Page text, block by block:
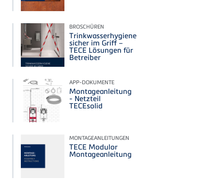
BROSCHÜREN
Trinkwasserhygiene
sicher im Griff –
TECE Lösungen für
Betreiber
APP-DOKUMENTE
Montageanleitung
- Netzteil
TECEsolid
MONTAGEANLEITUNGEN
TECE Modulor
Montageanleitung